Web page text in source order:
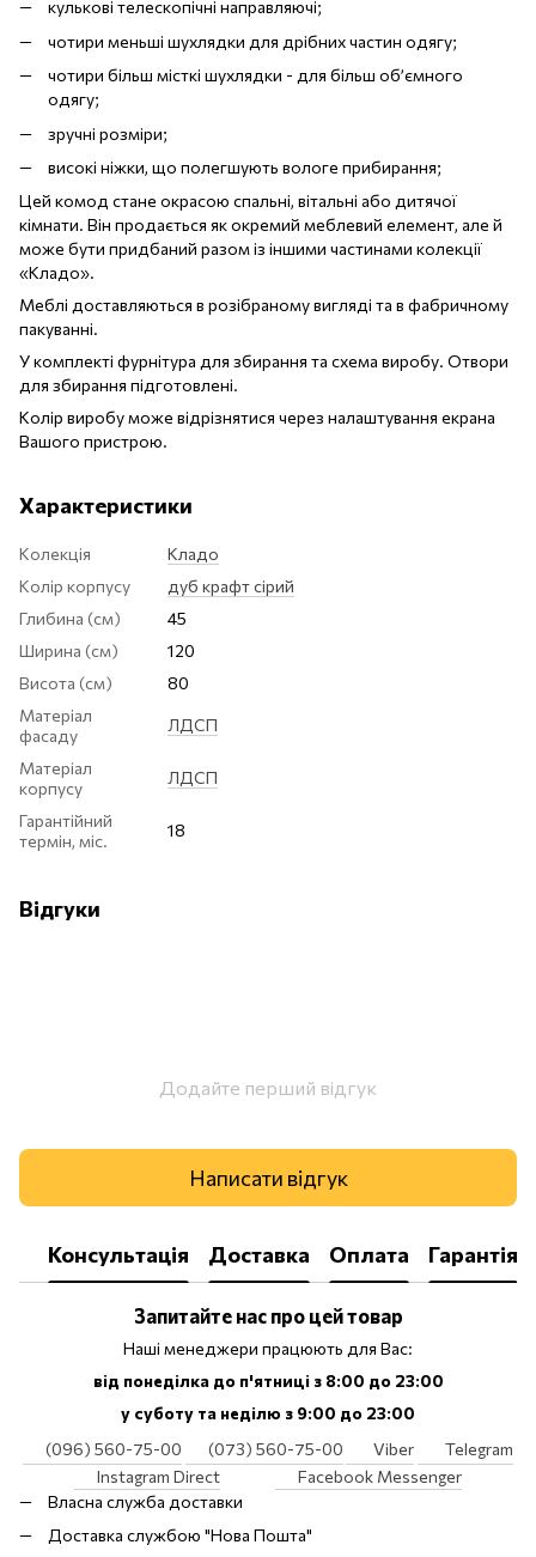
кулькові телескопічні направляючі;
чотири меньші шухлядки для дрібних частин одягу;
чотири більш місткі шухлядки - для більш об’ємного
одягу;
зручні розміри;
високі ніжки, що полегшують вологе прибирання;
Цей комод стане окрасою спальні, вітальні або дитячої
кімнати. Він продається як окремий меблевий елемент, але й
може бути придбаний разом із іншими частинами колекції
«Кладо».
Меблі доставляються в розібраному вигляді та в фабричному
пакуванні.
У комплекті фурнітура для збирання та схема виробу. Отвори
для збирання підготовлені.
Колір виробу може відрізнятися через налаштування екрана
Вашого пристрою.
Характеристики
Колекція
Кладо
Колір корпусу
дуб крафт сірий
Глибина (см)
45
Ширина (см)
120
Висота (см)
80
Матеріал
фасаду
ЛДСП
Матеріал
корпусу
ЛДСП
Гарантійний
термін, міс.
18
Відгуки
Додайте перший відгук
Написати відгук
Консультація Доставка Оплата Гарантія
Запитайте нас про цей товар
Наші менеджери працюють для Вас:
від понеділка до п'ятниці з 8:00 до 23:00
у суботу та неділю з 9:00 до 23:00
(096) 560-75-00
(073) 560-75-00 Viber
Telegram
Instagram Direct
Facebook Messenger
Власна служба доставки
Доставка службою "Нова Пошта"